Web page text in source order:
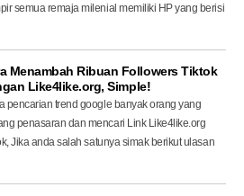
semua remaja milenial memiliki HP yang berisi
Menambah Ribuan Followers Tiktok
Like4like.org, Simple!
pencarian trend google banyak orang yang
penasaran dan mencari Link Like4like.org
Jika anda salah satunya simak berikut ulasan